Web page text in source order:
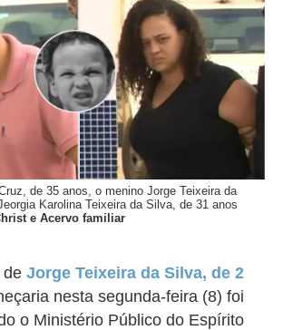
de 35 anos, o menino Jorge Teixeira da
Karolina Teixeira da Silva, de 31 anos
e Acervo familiar
de Jorge Teixeira da Silva, de 2
nesta segunda-feira (8) foi
o Ministério Público do Espírito